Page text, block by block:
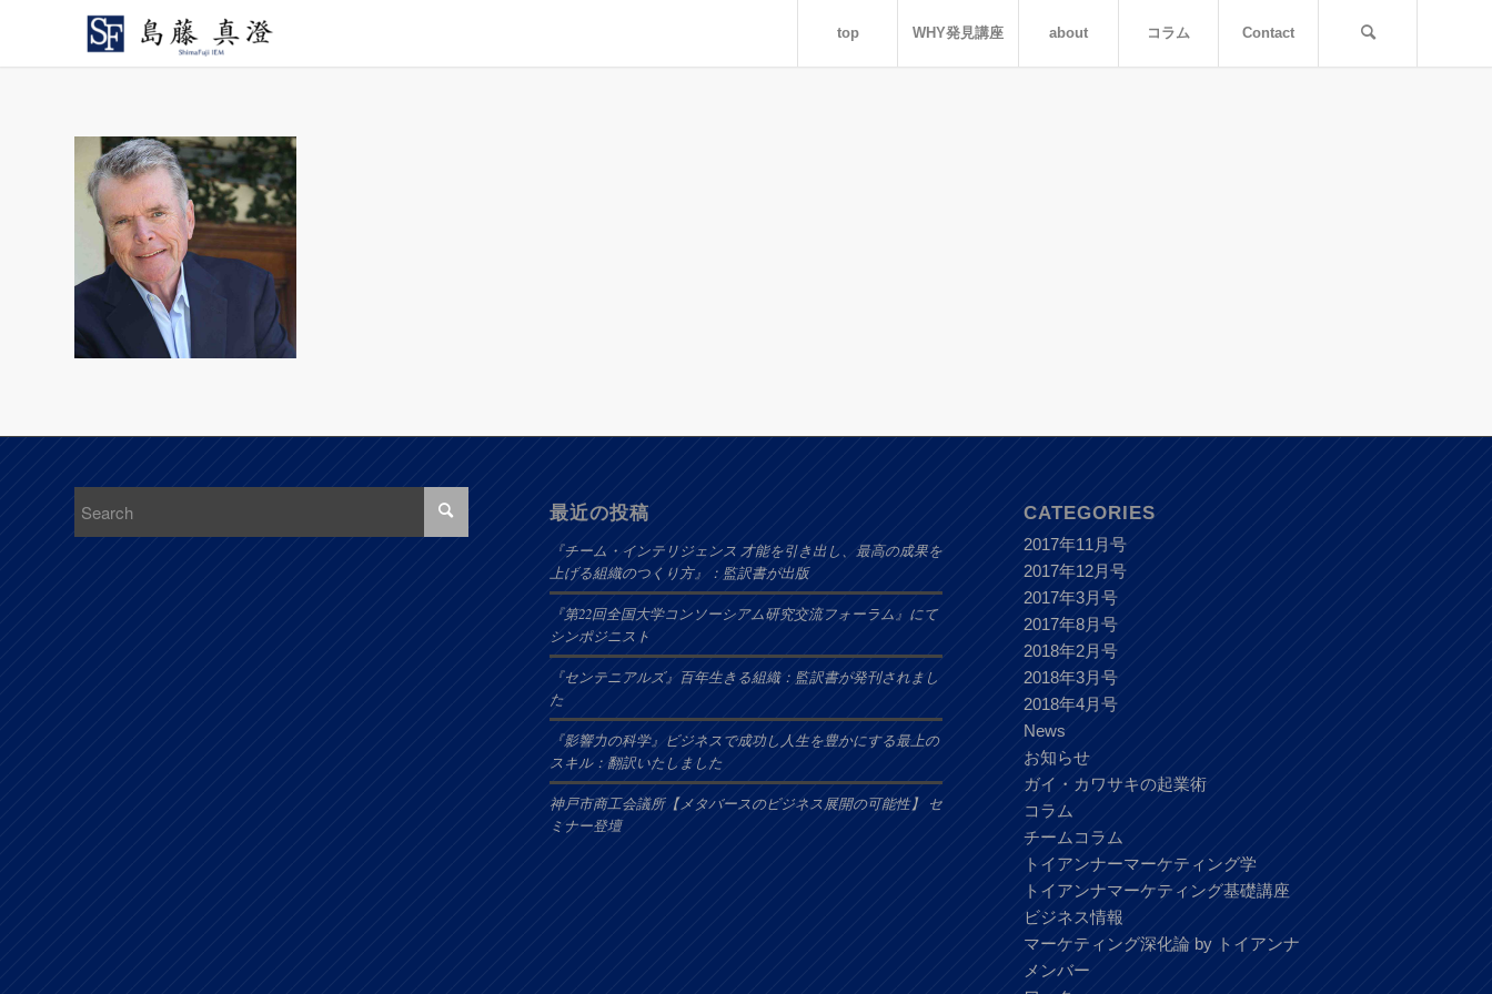
top WHY発見講座 about コラム Contact
最近の投稿
『チーム・インテリジェンス 才能を引き出し、最高の成果を
上げる組織のつくり方』：監訳書が出版
『第22回全国大学コンソーシアム研究交流フォーラム』にて
シンポジニスト
『センテニアルズ』百年生きる組織：監訳書が発刊されまし
た
『影響力の科学』ビジネスで成功し人生を豊かにする最上の
スキル：翻訳いたしました
神戸市商工会議所【メタバースのビジネス展開の可能性】 セ
ミナー登壇
CATEGORIES
2017年11月号
2017年12月号
2017年3月号
2017年8月号
2018年2月号
2018年3月号
2018年4月号
News
お知らせ
ガイ・カワサキの起業術
コラム
チームコラム
トイアンナーマーケティング学
トイアンナマーケティング基礎講座
ビジネス情報
マーケティング深化論 by トイアンナ
メンバー